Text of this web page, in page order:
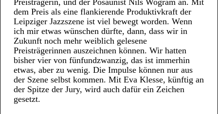
Preisträgerin, und der Posaunist Nils Wogram an. Mit
dem Preis als eine flankierende Produktivkraft der
Leipziger Jazzszene ist viel bewegt worden. Wenn
ich mir etwas wünschen dürfte, dann, dass wir in
Zukunft noch mehr weiblich gelesene
Preisträgerinnen auszeichnen können. Wir hatten
bisher vier von fünfundzwanzig, das ist immerhin
etwas, aber zu wenig. Die Impulse können nur aus
der Szene selbst kommen. Mit Eva Klesse, künftig an
der Spitze der Jury, wird auch dafür ein Zeichen
gesetzt.